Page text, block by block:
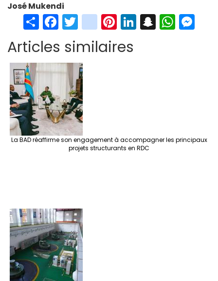
José Mukendi
S
h
ar
e
Fa
ce
b
o
o
k
T
wi
tt
er
in
st
ag
Pi
er
Li S W
Articles similaires
La BAD réaffirme son engagement à accompagner les principaux
projets structurants en RDC